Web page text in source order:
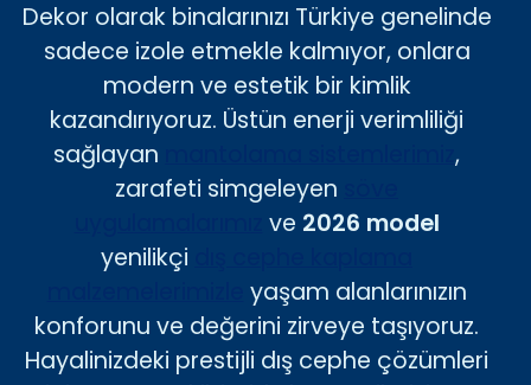
Dekor olarak binalarınızı Türkiye genelinde
sadece izole etmekle kalmıyor, onlara
modern ve estetik bir kimlik
kazandırıyoruz. Üstün enerji verimliliği
sağlayan
,
zarafeti simgeleyen
ve 2026 model
yenilikçi
yaşam alanlarınızın
konforunu ve değerini zirveye taşıyoruz.
Hayalinizdeki prestijli dış cephe çözümleri